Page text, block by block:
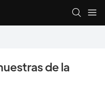
de la